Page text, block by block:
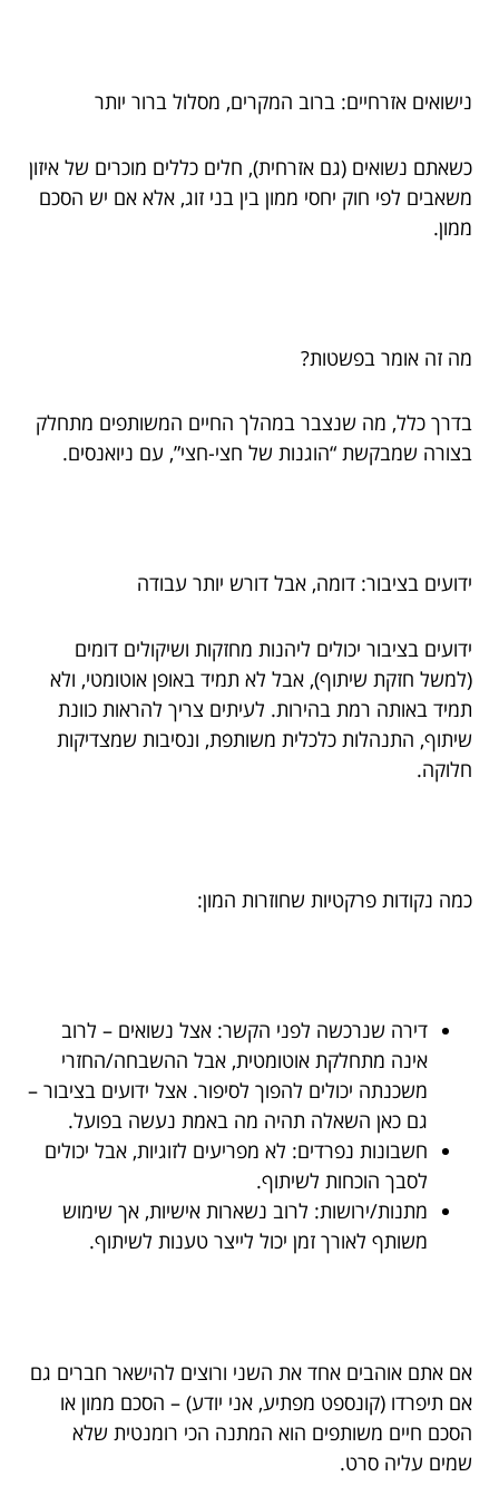
נישואים אזרחיים: ברוב המקרים, מסלול ברור יותר
כשאתם נשואים (גם אזרחית), חלים כללים מוכרים של איזון
משאבים לפי חוק יחסי ממון בין בני זוג, אלא אם יש הסכם
ממון.
מה זה אומר בפשטות?
בדרך כלל, מה שנצבר במהלך החיים המשותפים מתחלק
בצורה שמבקשת “הוגנות של חצי-חצי”, עם ניואנסים.
ידועים בציבור: דומה, אבל דורש יותר עבודה
ידועים בציבור יכולים ליהנות מחזקות ושיקולים דומים
(למשל חזקת שיתוף), אבל לא תמיד באופן אוטומטי, ולא
תמיד באותה רמת בהירות. לעיתים צריך להראות כוונת
שיתוף, התנהלות כלכלית משותפת, ונסיבות שמצדיקות
חלוקה.
כמה נקודות פרקטיות שחוזרות המון:
דירה שנרכשה לפני הקשר: אצל נשואים – לרוב
אינה מתחלקת אוטומטית, אבל ההשבחה/החזרי
משכנתה יכולים להפוך לסיפור. אצל ידועים בציבור –
גם כאן השאלה תהיה מה באמת נעשה בפועל.
חשבונות נפרדים: לא מפריעים לזוגיות, אבל יכולים
לסבך הוכחות לשיתוף.
מתנות/ירושות: לרוב נשארות אישיות, אך שימוש
משותף לאורך זמן יכול לייצר טענות לשיתוף.
אם אתם אוהבים אחד את השני ורוצים להישאר חברים גם
אם תיפרדו (קונספט מפתיע, אני יודע) – הסכם ממון או
הסכם חיים משותפים הוא המתנה הכי רומנטית שלא
שמים עליה סרט.